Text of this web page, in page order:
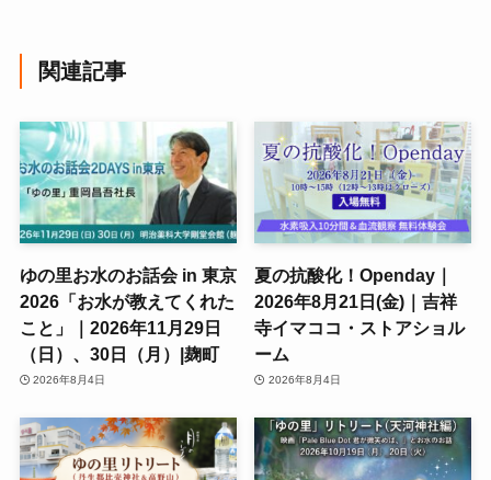
関連記事
ゆの里お水のお話会 in 東京
2026「お水が教えてくれた
こと」｜2026年11月29日
（日）、30日（月）|麹町
2026年8月4日
夏の抗酸化！Openday｜
2026年8月21日(金)｜吉祥
寺イマココ・ストアショル
ーム
2026年8月4日